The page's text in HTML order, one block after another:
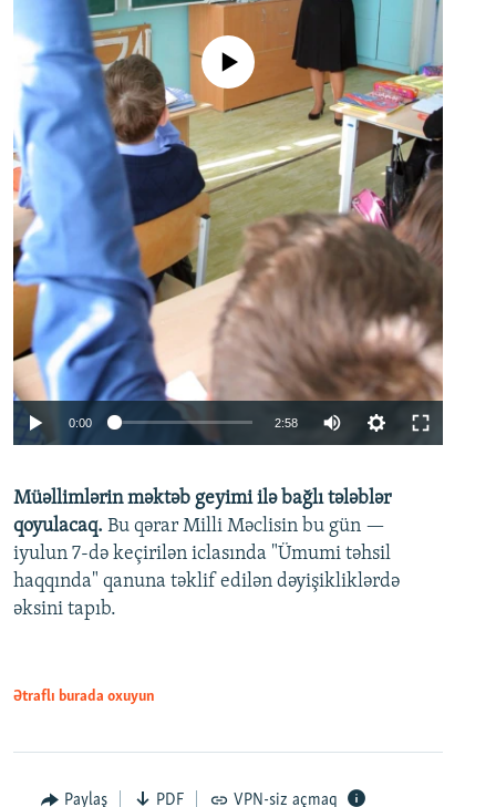
Auto 240p 360p 480p
No media source currently available
0:00 2:58
360p
480p
720p
Müəllimlərin məktəb geyimi ilə bağlı tələblər
qoyulacaq. Bu qərar Milli Məclisin bu gün —
iyulun 7-də keçirilən iclasında "Ümumi təhsil
haqqında" qanuna təklif edilən dəyişikliklərdə
əksini tapıb.
Ətraflı burada oxuyun
Paylaş PDF VPN-siz açmaq